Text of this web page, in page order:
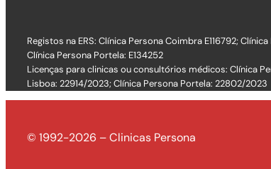
Registos na ERS: Clínica Persona Coimbra E116792;
Clínica Persona Portela: E134252
Licenças para clinicas ou consultórios médicos: Clínica
Lisboa: 22914/2023; Clínica Persona Portela: 22802/2023
© 1992-2026 – Clinicas Persona